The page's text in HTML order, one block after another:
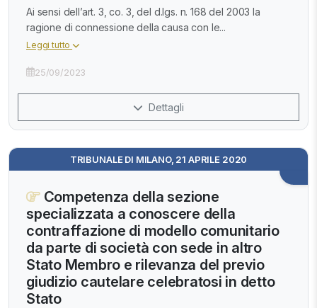
Ai sensi dell’art. 3, co. 3, del d.lgs. n. 168 del 2003 la
ragione di connessione della causa con le...
Leggi tutto
25/09/2023
Dettagli
TRIBUNALE DI MILANO, 21 APRILE 2020
Competenza della sezione
specializzata a conoscere della
contraffazione di modello comunitario
da parte di società con sede in altro
Stato Membro e rilevanza del previo
giudizio cautelare celebratosi in detto
Stato